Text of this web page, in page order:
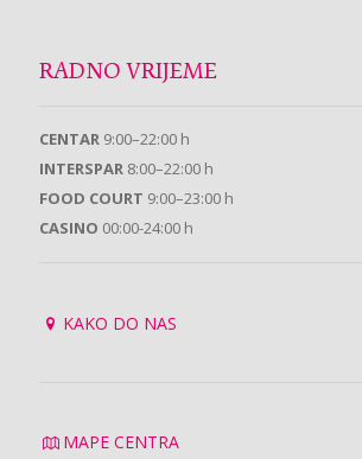
RADNO VRIJEME
CENTAR 9:00–22:00 h
INTERSPAR 8:00–22:00 h
FOOD COURT 9:00–23:00 h
CASINO 00:00-24:00 h
KAKO DO NAS
MAPE CENTRA